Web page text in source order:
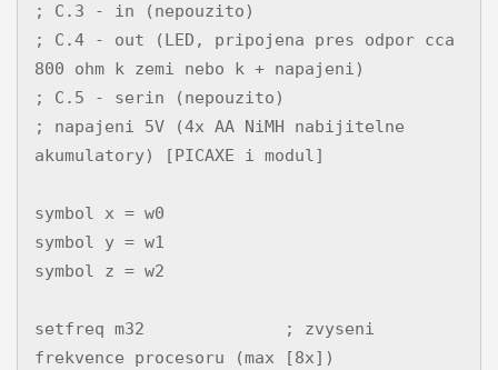
; C.3 - in (nepouzito)
; C.4 - out (LED, pripojena pres odpor cca
800 ohm k zemi nebo k + napajeni)
; C.5 - serin (nepouzito)
; napajeni 5V (4x AA NiMH nabijitelne
akumulatory) [PICAXE i modul]
symbol x = w0
symbol y = w1
symbol z = w2
setfreq m32              ; zvyseni
frekvence procesoru (max [8x])